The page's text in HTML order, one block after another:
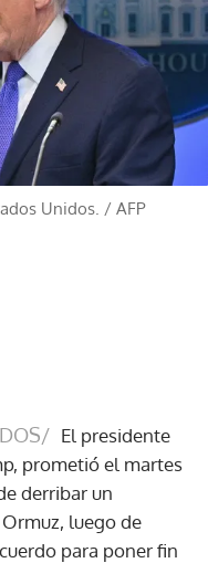
Unidos. / AFP
El presidente
prometió el martes
derribar un
luego de
para poner fin